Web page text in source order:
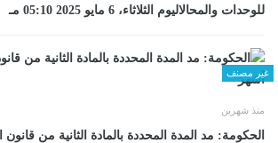
للوحدات والمحالاليوم الثلاثاء، 6 مايو 2025 05:10 مـ
غير مصنف
منذ شهرين